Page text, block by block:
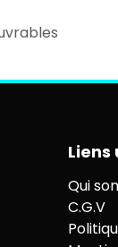
Liens
Qui
C.G.V